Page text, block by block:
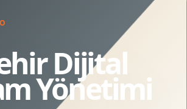
Dijital
Yönetimi